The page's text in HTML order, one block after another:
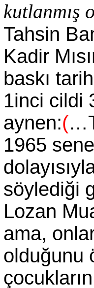
kutlanmış
Tahsin
Kadir
baskı
1inci cildi
aynen:(
1965
söylediği
Lozan
ama,
olduğunu